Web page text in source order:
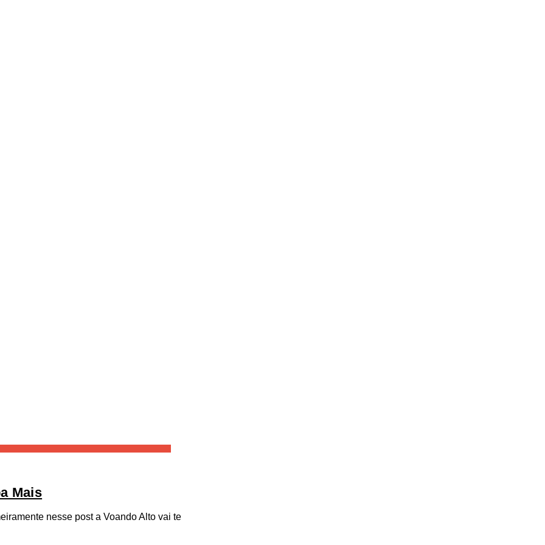
Mais
nesse post a Voando Alto vai te